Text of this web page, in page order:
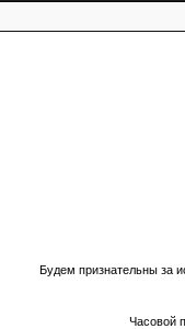
Будем признательны за
Часовой